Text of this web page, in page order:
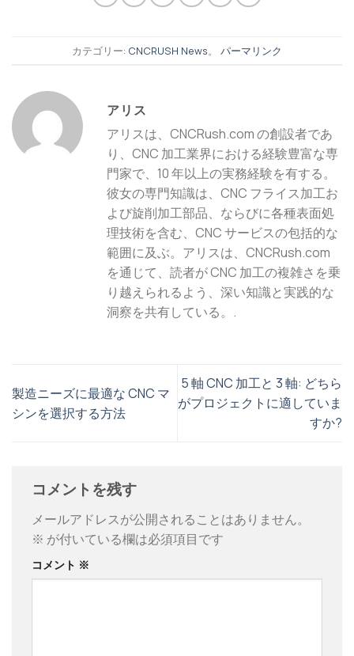
カテゴリー: CNCRUSH News。 パーマリンク
アリス
アリスは、CNCRush.com の創設者であ
り、CNC 加工業界における経験豊富な専
門家で、10 年以上の実務経験を有する。
彼女の専門知識は、CNC フライス加工お
よび旋削加工部品、ならびに各種表面処
理技術を含む、CNC サービスの包括的な
範囲に及ぶ。アリスは、CNCRush.com
を通じて、読者が CNC 加工の複雑さを乗
り越えられるよう、深い知識と実践的な
洞察を共有している。.
製造ニーズに最適な CNC マ
シンを選択する方法
5 軸 CNC 加工と 3 軸: どちら
がプロジェクトに適していま
すか?
コメントを残す
メールアドレスが公開されることはありません。
※ が付いている欄は必須項目です
コメント ※